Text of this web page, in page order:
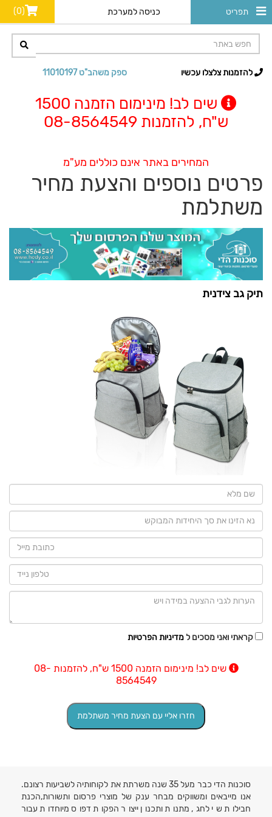
תפריט כניסה למערכת (0)
ספק משהב"ט 11010197 להזמנות צלצלו עכשיו
שים לב! מינימום הזמנה 1500
ש"ח, להזמנות 08-8564549
המחירים באתר אינם כוללים מע"מ
פרטים נוספים והצעת מחיר
משתלמת
תיק גב צידנית
קראתי ואני מסכים למדיניות הפרטיות
שים לב! מינימום הזמנה 1500 ש"ח, להזמנות 08-
8564549
סוכנות הדי כבר מעל 35 שנה משרתת את לקוחותיה לשביעות רצונם.
אנו מייבאים ומשווקים מבחר ענק של מוצרי פרסום ותשורות,הכנת
חבילות שי לחג, מתנות ותכנון ייצור הפקות דפוס מיוחדות עבור